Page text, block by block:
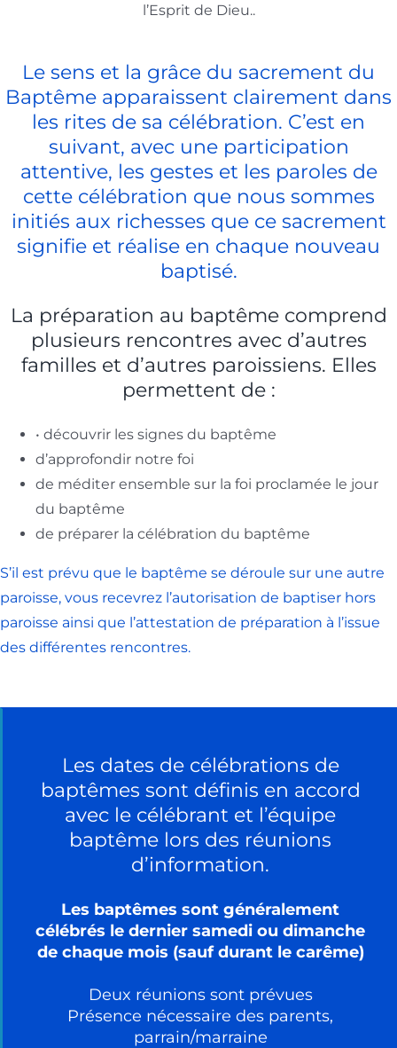
l’Esprit de Dieu..
Le sens et la grâce du sacrement du
Baptême apparaissent clairement dans
les rites de sa célébration. C’est en
suivant, avec une participation
attentive, les gestes et les paroles de
cette célébration que nous sommes
initiés aux richesses que ce sacrement
signifie et réalise en chaque nouveau
baptisé.
La préparation au baptême comprend
plusieurs rencontres avec d’autres
familles et d’autres paroissiens. Elles
permettent de :
• découvrir les signes du baptême
d’approfondir notre foi
de méditer ensemble sur la foi proclamée le jour
du baptême
de préparer la célébration du baptême
S’il est prévu que le baptême se déroule sur une autre
paroisse, vous recevrez l’autorisation de baptiser hors
paroisse ainsi que l’attestation de préparation à l’issue
des différentes rencontres.
Les dates de célébrations de
baptêmes sont définis en accord
avec le célébrant et l’équipe
baptême lors des réunions
d’information.
Les baptêmes sont généralement
célébrés le dernier samedi ou dimanche
de chaque mois (sauf durant le carême)
Deux réunions sont prévues
Présence nécessaire des parents,
parrain/marraine